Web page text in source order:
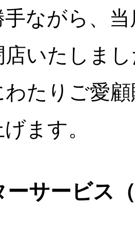
ながら、
店いたしま
わたりご愛
ます。
ーサービス